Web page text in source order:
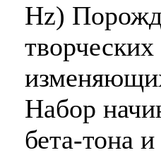
Hz)
Набор
бета-тона